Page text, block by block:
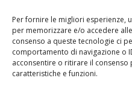
Per fornire le migliori esperienze,
per memorizzare e/o accedere
consenso a queste tecnologie ci
comportamento di navigazione o
acconsentire o ritirare il consenso
caratteristiche e funzioni.